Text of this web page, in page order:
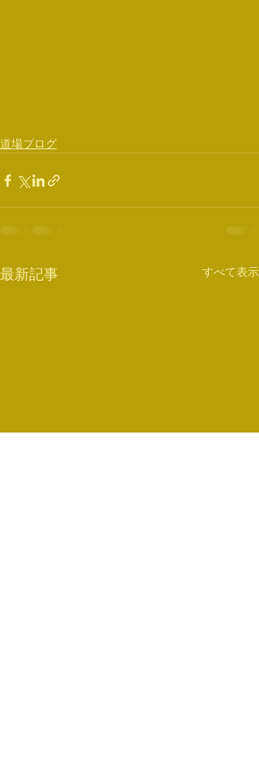
道場ブログ
最新記事 すべて表示